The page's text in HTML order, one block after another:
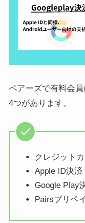
ペアーズで有料会
4つがあります。
クレジット
Apple ID決済
Google Play
Pairsプリペ